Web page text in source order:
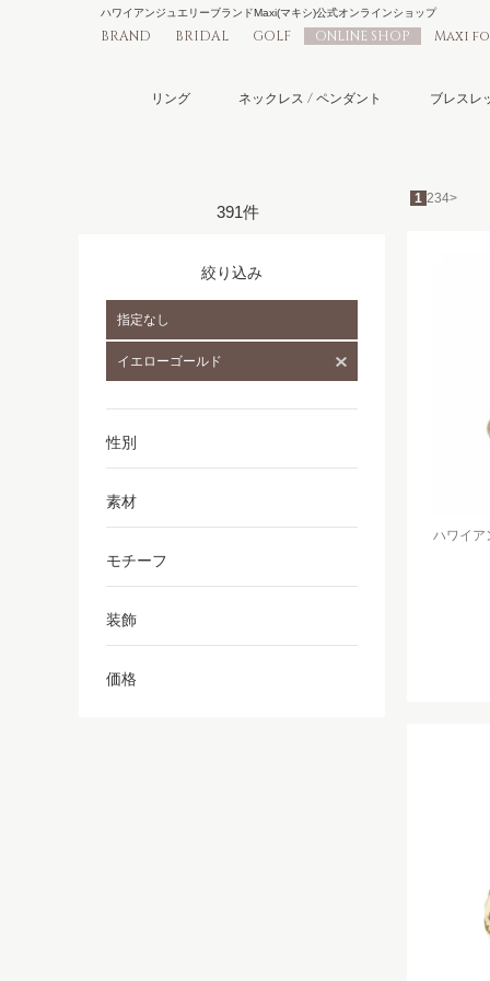
BRAND BRIDAL GOLF ONLINE SHOP Maxi
ハワイアンジュエリーブランドMaxi(マキシ)公式オンラインショップ
リング ネックレス / ペンダント ブレスレ
1 234>
ハワイア
391件
絞り込み
指定なし
イエローゴールド
性別
素材
モチーフ
装飾
価格